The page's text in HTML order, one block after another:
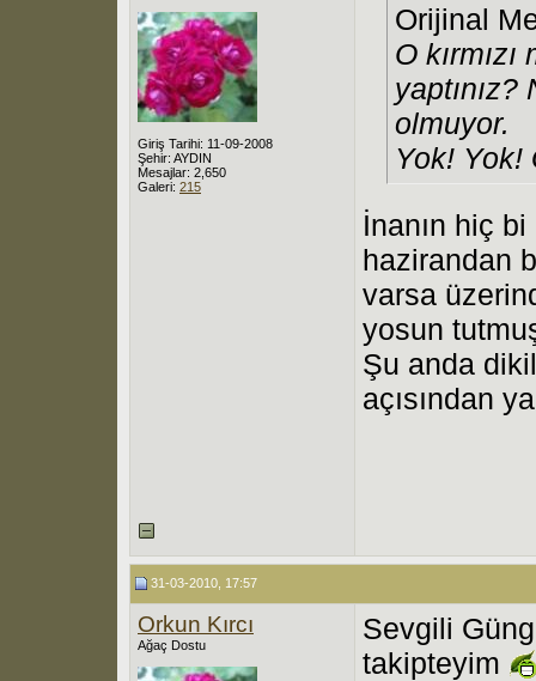
Giriş Tarihi: 11-09-2008
Şehir: AYDIN
Mesajlar: 2,650
Galeri: 215
Orijinal
O
olmuyor.
Yok!
İnanın hiç
hazirandan
varsa
yosun
Şu anda
açısından
31-03-2010, 17:57
Orkun Kırcı
Ağaç Dostu
Sevgili
takipteyim